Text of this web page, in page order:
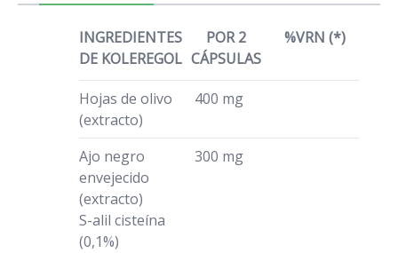
INGREDIENTES
DE KOLEREGOL
POR 2
CÁPSULAS
%VRN (*)
Hojas de olivo
(extracto)
400 mg
Ajo negro
envejecido
(extracto)
S-alil cisteína
(0,1%)
300 mg